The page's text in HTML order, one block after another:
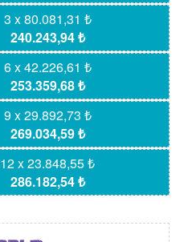
3 x 80.081,31 ₺
240.243,94 ₺
6 x 42.226,61 ₺
253.359,68 ₺
9 x 29.892,73 ₺
269.034,59 ₺
12 x 23.848,55 ₺
286.182,54 ₺